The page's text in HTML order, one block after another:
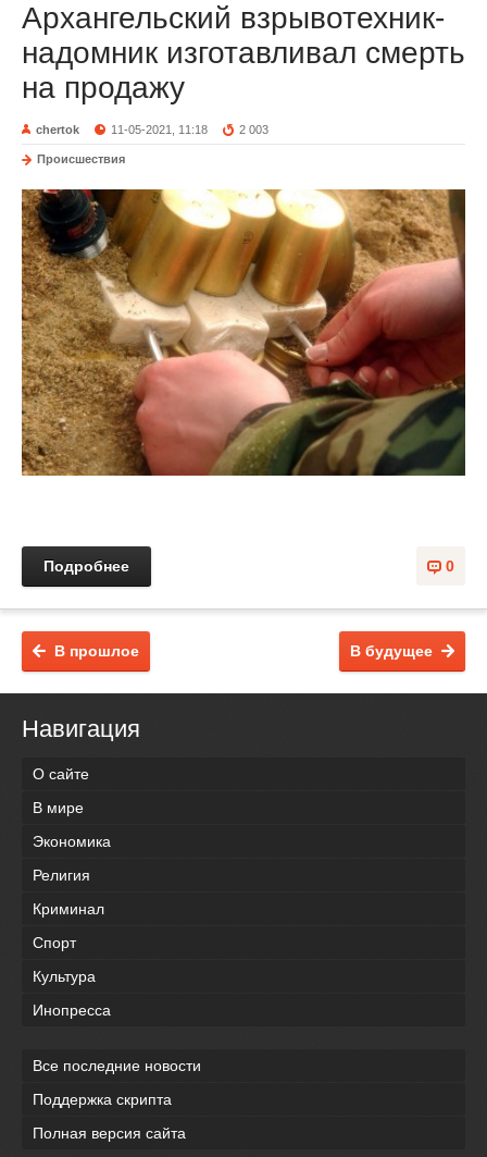
Архангельский взрывотехник-
надомник изготавливал смерть
на продажу
chertok 11-05-2021, 11:18 2 003
Происшествия
0
Подробнее
В будущее
В прошлое
Навигация
О сайте
В мире
Экономика
Религия
Криминал
Спорт
Культура
Инопресса
Все последние новости
Поддержка скрипта
Полная версия сайта